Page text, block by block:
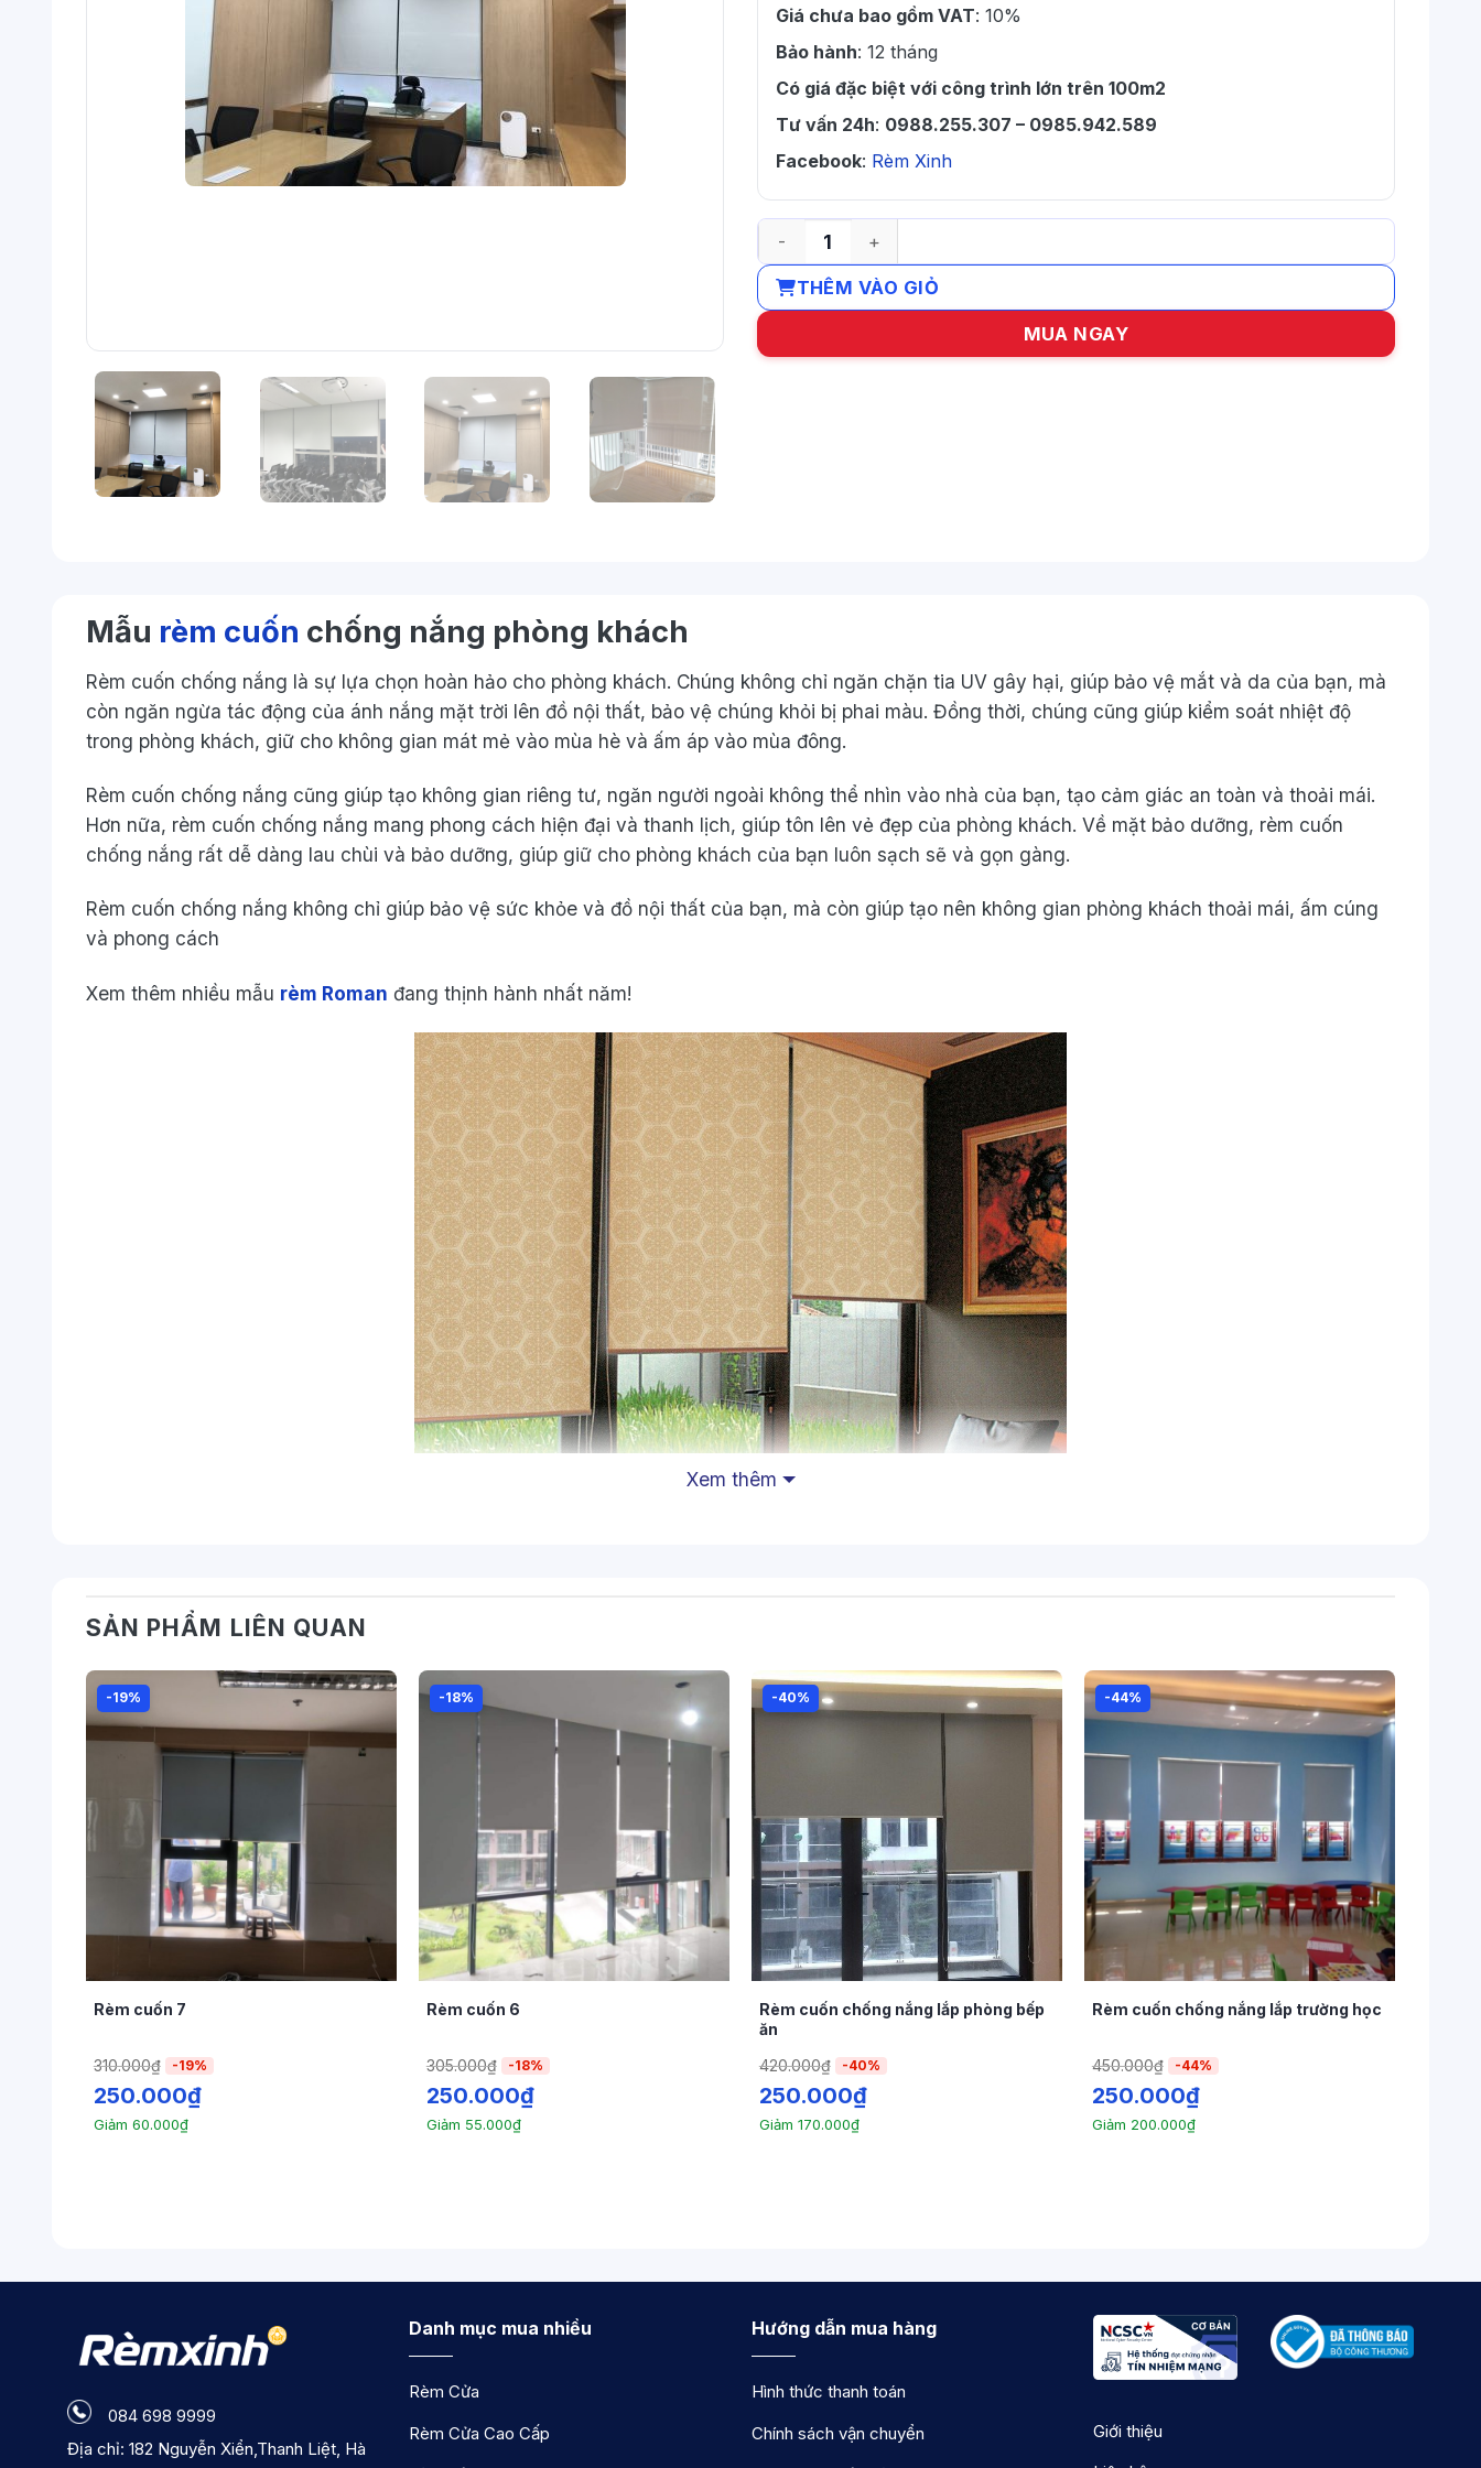
Giá chưa bao gồm VAT: 10%
Bảo hành: 12 tháng
Có giá đặc biệt với công trình lớn trên 100m2
Tư vấn 24h: 0988.255.307 – 0985.942.589
Facebook: Rèm Xinh
Rèm cuốn chống nắng phòng khách số lượng
THÊM VÀO GIỎ
MUA NGAY
Mẫu rèm cuốn chống nắng phòng khách
Rèm cuốn chống nắng là sự lựa chọn hoàn hảo cho phòng khách. Chúng không chỉ ngăn chặn tia UV gây hại, giúp bảo vệ mắt và da của bạn, mà
còn ngăn ngừa tác động của ánh nắng mặt trời lên đồ nội thất, bảo vệ chúng khỏi bị phai màu. Đồng thời, chúng cũng giúp kiểm soát nhiệt độ
trong phòng khách, giữ cho không gian mát mẻ vào mùa hè và ấm áp vào mùa đông.
Rèm cuốn chống nắng cũng giúp tạo không gian riêng tư, ngăn người ngoài không thể nhìn vào nhà của bạn, tạo cảm giác an toàn và thoải mái.
Hơn nữa, rèm cuốn chống nắng mang phong cách hiện đại và thanh lịch, giúp tôn lên vẻ đẹp của phòng khách. Về mặt bảo dưỡng, rèm cuốn
chống nắng rất dễ dàng lau chùi và bảo dưỡng, giúp giữ cho phòng khách của bạn luôn sạch sẽ và gọn gàng.
Rèm cuốn chống nắng không chỉ giúp bảo vệ sức khỏe và đồ nội thất của bạn, mà còn giúp tạo nên không gian phòng khách thoải mái, ấm cúng
và phong cách
Xem thêm nhiều mẫu rèm Roman đang thịnh hành nhất năm!
Về cấu tạo và cơ chế hoạt động rèm cuốn chống nắng phòng khách
Rèm cuốn chống nắng cho phòng khách là một giải pháp trang trí và bảo vệ không gian sống hiện đại, kết hợp cấu tạo tinh tế và cơ chế hoạt động
linh hoạt. Dưới đây là chi tiết về cấu tạo và cơ chế hoạt động của loại rèm này:
Cấu Tạo
Thanh Cuốn: Đây là bộ phận quan trọng nhất của rèm cuốn. Có ba loại thanh cuốn chính:
Thanh Cuốn Lò Xo Tự Cuốn Lại:Loại này sử dụng lò xo để tự động cuốn rèm lên hoặc xuống, phù hợp cho những người thích sự đơn
giản và nhanh chóng.
Thanh Cuốn Bằng Dây Kéo:Đây là loại phổ biến, cho phép người dùng dễ dàng điều chỉnh độ cao của rèm thông qua dây kéo.
Loại thanh cuốn này được tích hợp mô tơ, cho phép điều khiển rèm từ xa, mang lại sự tiện lợi và hiện đại.
Tấm Rèm:
Tấm rèm cuốn được làm từ nhiều loại chất liệu khác nhau, như nhung mịn mỏng, chất liệu vải von, hoặc lưới đan mỏng. Sự lựa chọn
vật liệu phụ thuộc vào nhu cầu cụ thể của khách hàng, như mức độ chống nắng, cách nhiệt và yếu tố thẩm mỹ.
Xem thêm
SẢN PHẨM LIÊN QUAN
-19%
Rèm cuốn 7
310.000₫ -19%
250.000₫
Giảm 60.000₫
-18%
Rèm cuốn 6
305.000₫ -18%
250.000₫
Giảm 55.000₫
-40%
Rèm cuốn chống nắng lắp phòng bếp
ăn
420.000₫ -40%
250.000₫
Giảm 170.000₫
-44%
Rèm cuốn chống nắng lắp trường học
450.000₫ -44%
250.000₫
Giảm 200.000₫
084 698 9999
Địa chỉ: 182 Nguyễn Xiển,Thanh Liệt, Hà
Danh mục mua nhiều
Rèm Cửa
Rèm Cửa Cao Cấp
Hướng dẫn mua hàng
Hình thức thanh toán
Chính sách vận chuyển
Giới thiệu